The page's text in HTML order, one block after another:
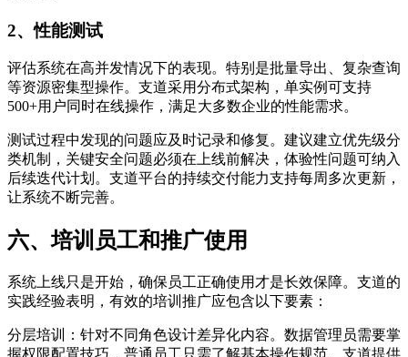
2、性能测试
评估系统在高并发情况下的表现。特别是批量导出、复杂查询
等资源密集型操作。支道采用分布式架构，单实例可支持
500+用户同时在线操作，满足大多数企业的性能需求。
测试过程中发现的问题应及时记录和修复。建议建立优先级分
类机制，关键安全问题必须在上线前解决，体验性问题可纳入
后续迭代计划。支道平台的持续交付能力支持每周多次更新，
让系统不断完善。
六、培训员工和推广使用
系统上线只是开始，确保员工正确使用才是长效保障。支道的
实践经验表明，有效的培训推广应包含以下要素：
分层培训：针对不同角色设计差异化内容。数据管理员需要掌